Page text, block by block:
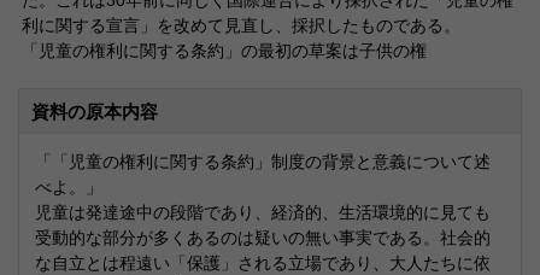
利に関する宣言」を改めて見直し、採択したものである。
「児童の権利に関する条約」の最初の草案は子供の権
資料の原本内容
「「児童の権利に関する条約」制度の背景と意義について述
べよ。」
児童は発達途中の段階であり、経済的、生活環境的に見ても
受動的な部分が多くあるのは疑いの無い事実である。社会的
な自立とは程遠い「保護」される立場であり、大人たちに依